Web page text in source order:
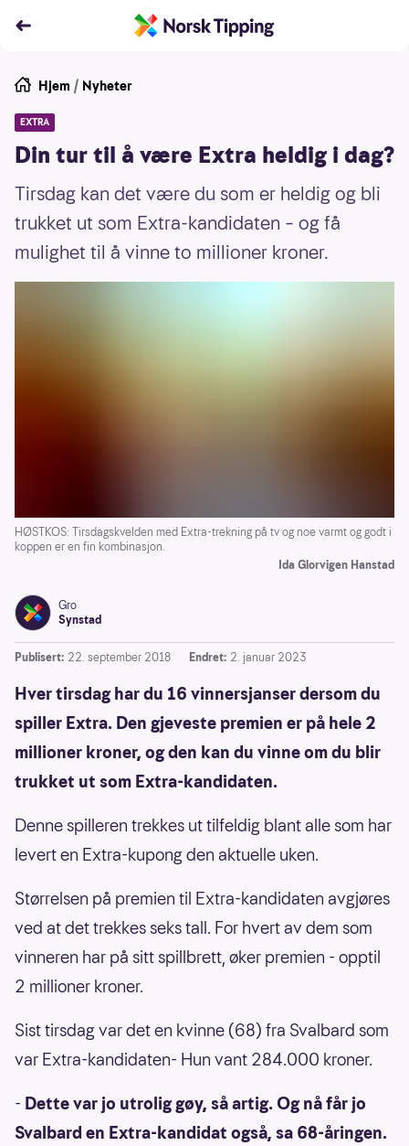
Hjem / Nyheter
EXTRA
Din tur til å være Extra heldig i dag?
Tirsdag kan det være du som er heldig og bli
trukket ut som Extra-kandidaten – og få
mulighet til å vinne to millioner kroner.
HØSTKOS: Tirsdagskvelden med Extra-trekning på tv og noe varmt og godt i
koppen er en fin kombinasjon.
Ida Glorvigen Hanstad
Gro
Synstad
Publisert: 22. september 2018 Endret: 2. januar 2023
Hver tirsdag har du 16 vinnersjanser dersom du
spiller Extra. Den gjeveste premien er på hele 2
millioner kroner, og den kan du vinne om du blir
trukket ut som Extra-kandidaten.
Denne spilleren trekkes ut tilfeldig blant alle som har
levert en Extra-kupong den aktuelle uken.
Størrelsen på premien til Extra-kandidaten avgjøres
ved at det trekkes seks tall. For hvert av dem som
vinneren har på sitt spillbrett, øker premien - opptil
2 millioner kroner.
Sist tirsdag var det en kvinne (68) fra Svalbard som
var Extra-kandidaten- Hun vant 284.000 kroner.
- Dette var jo utrolig gøy, så artig. Og nå får jo
Svalbard en Extra-kandidat også, sa 68-åringen.